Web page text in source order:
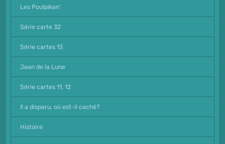
Les Poulpikan'
Série carte 32
Série cartes 13
Jean de la Lune
Série cartes 11, 12
Il a disparu, où est-il caché?
Histoire